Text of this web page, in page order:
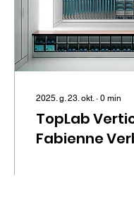
2025. g. 23. okt.∙ 0 min
TopLab
Fabienne